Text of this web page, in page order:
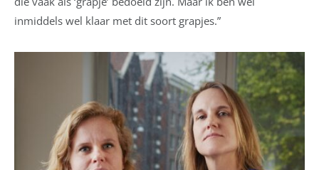
inmiddels wel klaar met dit soort grapjes.”